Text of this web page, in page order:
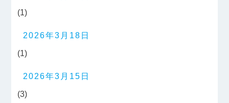
(1)
2026年3月18日
(1)
2026年3月15日
(3)